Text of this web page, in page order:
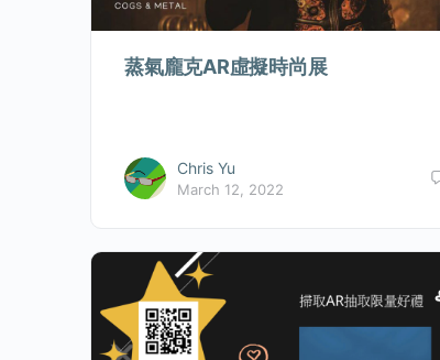
蒸氣龐克AR虛擬時尚展
Chris Yu
March 12, 2022